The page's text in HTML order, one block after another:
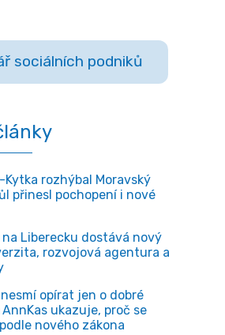
sociálních podniků
rozhýbal Moravský
přinesl pochopení i nové
Liberecku dostává nový
rozvojová agentura a
opírat jen o dobré
ukazuje, proč se
nového zákona